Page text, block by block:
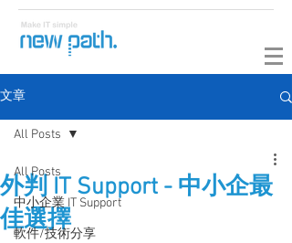
文章
All Posts
中小企業 IT Support
軟件/技術分享
All Posts
外判 IT Support - 中小企最
佳選擇